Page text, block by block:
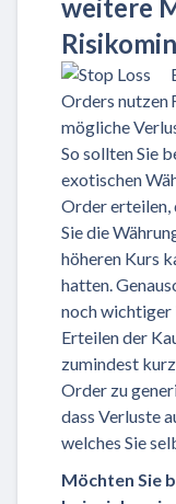
weitere
mögliche
So sollten Sie
exotischen
Order erteilen,
Sie die
höheren Kurs
hatten.
noch wichtiger
Erteilen der
zumindest
Order zu
dass Verluste
welches Sie
Möchten Sie